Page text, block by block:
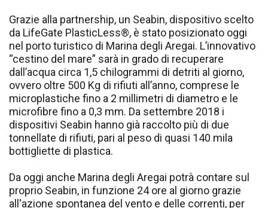
Grazie alla partnership, un Seabin, dispositivo scelto
da LifeGate PlasticLess®, è stato posizionato oggi
nel porto turistico di Marina degli Aregai. L’innovativo
“cestino del mare” sarà in grado di recuperare
dall’acqua circa 1,5 chilogrammi di detriti al giorno,
ovvero oltre 500 Kg di rifiuti all’anno, comprese le
microplastiche fino a 2 millimetri di diametro e le
microfibre fino a 0,3 mm. Da settembre 2018 i
dispositivi Seabin hanno già raccolto più di due
tonnellate di rifiuti, pari al peso di quasi 140 mila
bottigliette di plastica.
Da oggi anche Marina degli Aregai potrà contare sul
proprio Seabin, in funzione 24 ore al giorno grazie
all'azione spontanea del vento e delle correnti, per